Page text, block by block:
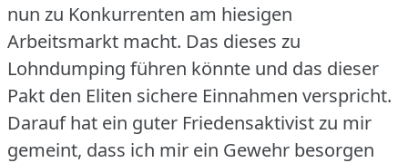
nun zu Konkurrenten am hiesigen
Arbeitsmarkt macht. Das dieses zu
Lohndumping führen könnte und das dieser
Pakt den Eliten sichere Einnahmen verspricht.
Darauf hat ein guter Friedensaktivist zu mir
gemeint, dass ich mir ein Gewehr besorgen